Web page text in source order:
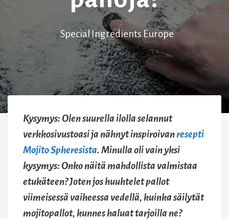
Special Ingredients Europe
Kysymys: Olen suurella ilolla selannut
verkkosivustoasi ja nähnyt inspiroivanresepti
Mojito Spheresista. Minulla oli vain yksi
kysymys: Onko näitä mahdollista valmistaa
etukäteen? Joten jos huuhtelet pallot
viimeisessä vaiheessa vedellä, kuinka säilytät
mojitopallot, kunnes haluat tarjoilla ne?